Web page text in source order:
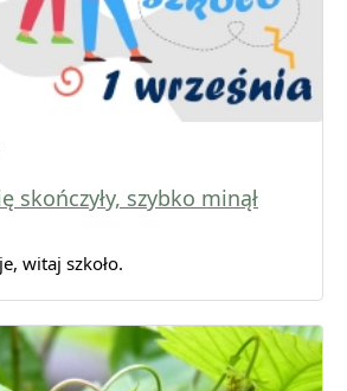
skończyły, szybko minął
witaj szkoło.